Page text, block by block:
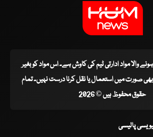
ہونے والا مواد ادارتی ٹیم کی کاوش ہے۔ اس مواد کو بغیر
صورت میں استعمال یا نقل کرنا درست نہیں۔ تمام
حقوق محفوظ ہیں © 2026
پالیسی